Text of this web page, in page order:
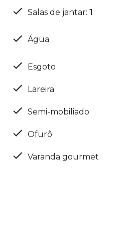
Salas de jantar: 1
Água
Esgoto
Lareira
Semi-mobiliado
Ofurô
Varanda gourmet